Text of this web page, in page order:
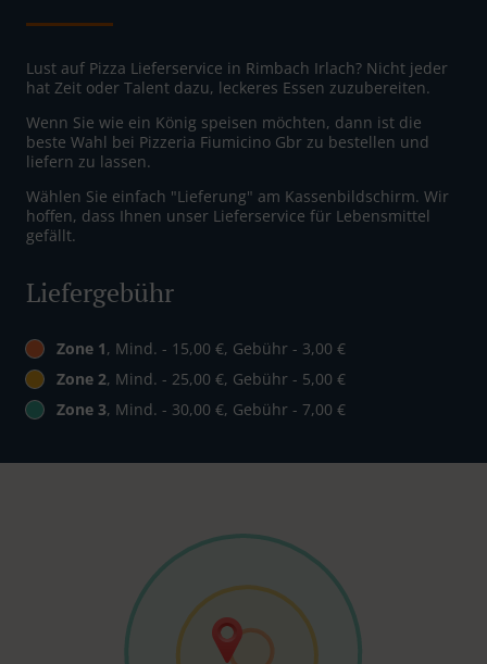
Lust auf Pizza Lieferservice in Rimbach Irlach? Nicht jeder
hat Zeit oder Talent dazu, leckeres Essen zuzubereiten.
Wenn Sie wie ein König speisen möchten, dann ist die
beste Wahl bei Pizzeria Fiumicino Gbr zu bestellen und
liefern zu lassen.
Wählen Sie einfach "Lieferung" am Kassenbildschirm. Wir
hoffen, dass Ihnen unser Lieferservice für Lebensmittel
gefällt.
Liefergebühr
Zone 1, Mind. - 15,00 €, Gebühr - 3,00 €
Zone 2, Mind. - 25,00 €, Gebühr - 5,00 €
Zone 3, Mind. - 30,00 €, Gebühr - 7,00 €